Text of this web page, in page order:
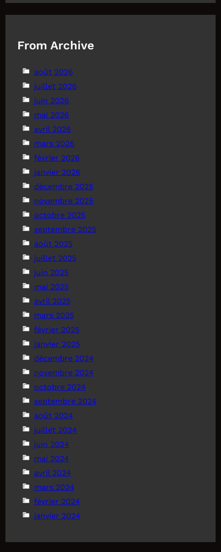
From Archive
août 2026
juillet 2026
juin 2026
mai 2026
avril 2026
mars 2026
février 2026
janvier 2026
décembre 2025
novembre 2025
octobre 2025
septembre 2025
août 2025
juillet 2025
juin 2025
mai 2025
avril 2025
mars 2025
février 2025
janvier 2025
décembre 2024
novembre 2024
octobre 2024
septembre 2024
août 2024
juillet 2024
juin 2024
mai 2024
avril 2024
mars 2024
février 2024
janvier 2024